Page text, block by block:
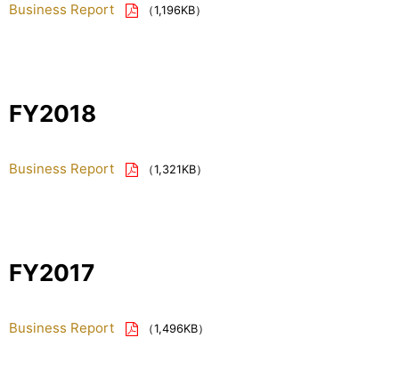
Business Report （1,196KB）
FY2018
Business Report （1,321KB）
FY2017
Business Report （1,496KB）